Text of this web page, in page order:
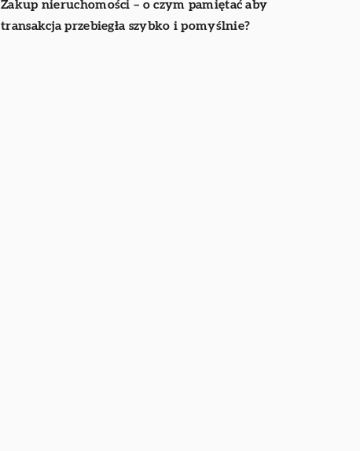
Zakup nieruchomości – o czym pamiętać aby
transakcja przebiegła szybko i pomyślnie?